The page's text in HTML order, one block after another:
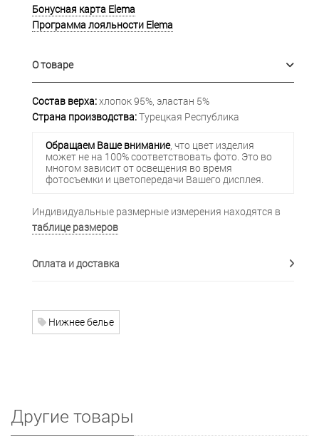
Бонусная карта Elema
Программа лояльности Elema
О товаре
Состав верха:хлопок 95%, эластан 5%
Страна производства:Турецкая Республика
Обращаем Ваше внимание, что цвет изделия
может не на 100% соответствовать фото. Это во
многом зависит от освещения во время
фотосъемки и цветопередачи Вашего дисплея.
Индивидуальные размерные измерения находятся в
таблице размеров
Оплата и доставка
Нижнее белье
Другие товары